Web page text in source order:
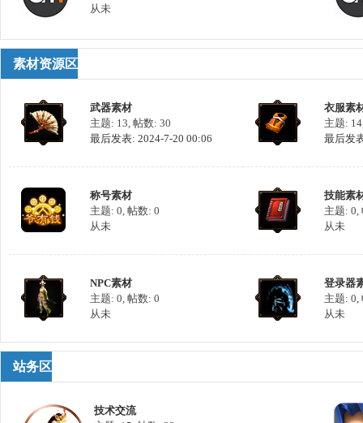
从未
素材资源区
武器素材
主题: 13, 帖数: 30
最后发表: 2024-7-20 00:06
衣服素
主题: 14
最后发
称号素材
主题: 0, 帖数: 0
从未
技能素
主题: 0,
从未
NPC素材
主题: 0, 帖数: 0
从未
登录器
主题: 0,
从未
站务区
技术交流